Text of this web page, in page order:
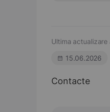
Ultima
15.06.2026
Contacte